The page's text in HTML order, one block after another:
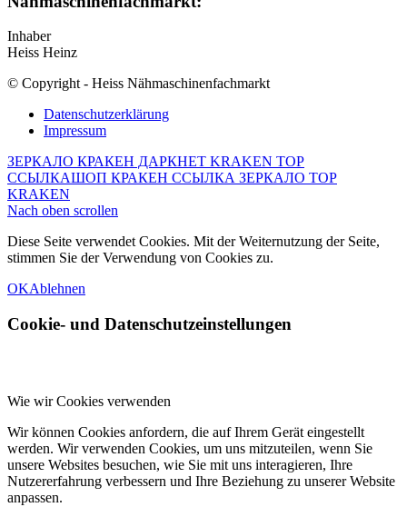
Inhaber
Heiss Heinz
© Copyright - Heiss Nähmaschinenfachmarkt
Datenschutzerklärung
Impressum
ЗЕРКАЛО КРАКЕН ДАРКНЕТ KRAKEN ТОР
ССЫЛКАШОП КРАКЕН ССЫЛКА ЗЕРКАЛО ТОР
KRAKEN
Nach oben scrollen
Diese Seite verwendet Cookies. Mit der Weiternutzung der Seite,
stimmen Sie der Verwendung von Cookies zu.
OKAblehnen
Cookie- und Datenschutzeinstellungen
Wie wir Cookies verwenden
Wir können Cookies anfordern, die auf Ihrem Gerät eingestellt
werden. Wir verwenden Cookies, um uns mitzuteilen, wenn Sie
unsere Websites besuchen, wie Sie mit uns interagieren, Ihre
Nutzererfahrung verbessern und Ihre Beziehung zu unserer Website
anpassen.